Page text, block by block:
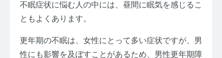
不眠症状に悩む人の中には、昼間に眠気を感じるこ
ともよくあります。
更年期の不眠は、女性にとって多い症状ですが、男
性にも影響を及ぼすことがあるため、男性更年期障